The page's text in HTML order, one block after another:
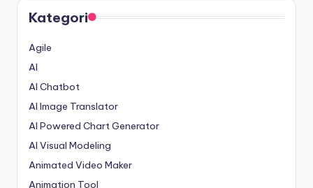
Kategori
Agile
AI
AI Chatbot
AI Image Translator
AI Powered Chart Generator
AI Visual Modeling
Animated Video Maker
Animation Tool